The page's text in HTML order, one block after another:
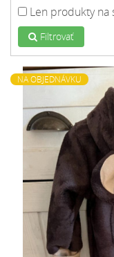
Len produkty na
Filtrovať
NA OBJEDNÁVKU